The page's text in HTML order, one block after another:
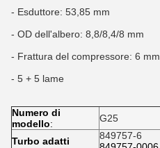
- Esduttore: 53,85 mm
- OD dell'albero: 8,8/8,4/8 mm
- Frattura del compressore: 6 mm
- 5 + 5 lame
Numero di
modello: G25
Turbo adatti
849757-6